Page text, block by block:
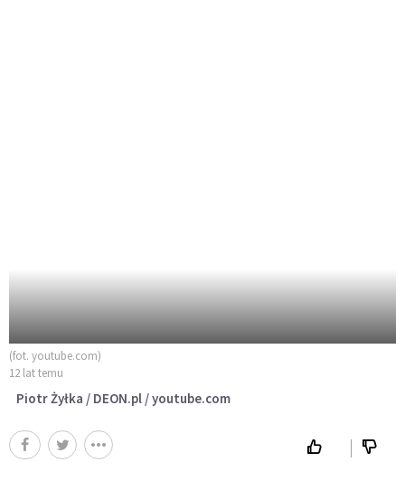
(fot. youtube.com)
12 lat temu
Piotr Żyłka / DEON.pl / youtube.com